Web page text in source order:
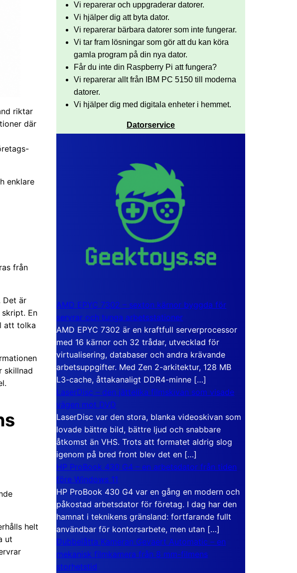
riktar
där
enklare
från
Det är
En
att tolka
skillnad
helt
ut
Vi reparerar och uppgraderar datorer.
Vi hjälper dig att byta dator.
Vi reparerar bärbara datorer som inte fungerar.
Vi tar fram lösningar som gör att du kan köra
gamla program på din nya dator.
Får du inte din Raspberry Pi att fungera?
Vi reparerar allt från IBM PC 5150 till moderna
datorer.
Vi hjälper dig med digitala enheter i hemmet.
Datorservice
AMD EPYC 7302 – sexton kärnor byggda för
servrar och tunga arbetsstationer
AMD EPYC 7302 är en kraftfull serverprocessor
med 16 kärnor och 32 trådar, utvecklad för
virtualisering, databaser och andra krävande
arbetsuppgifter. Med Zen 2-arkitektur, 128 MB
L3-cache, åttakanaligt DDR4-minne […]
LaserDisc – den jättelika filmskivan som visade
vägen mot DVD
LaserDisc var den stora, blanka videoskivan som
lovade bättre bild, bättre ljud och snabbare
åtkomst än VHS. Trots att formatet aldrig slog
igenom på bred front blev det en […]
HP ProBook 430 G4 – en arbetsdator från tiden
före Windows 11
HP ProBook 430 G4 var en gång en modern och
påkostad arbetsdator för företag. I dag har den
hamnat i teknikens gränsland: fortfarande fullt
användbar för kontorsarbete, men utan […]
Dubbelåtta Kameran Gevaert Automatic – en
mekanisk filmkamera från 8 mm-filmens
storhetstid